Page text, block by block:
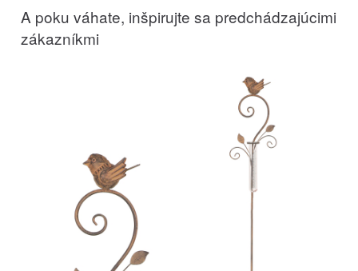
A poku váhate, inšpirujte sa predchádzajúcimi
zákazníkmi